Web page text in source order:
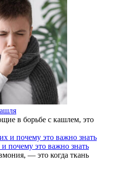
в борьбе с кашлем, это
почему это важно знать
— это когда ткань